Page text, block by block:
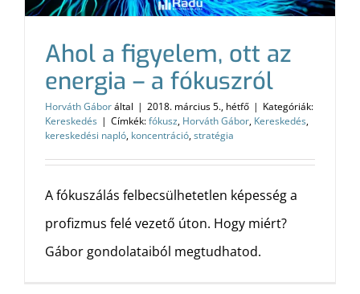
Ahol a figyelem, ott az
energia – a fókuszról
Horváth Gáboráltal | 2018. március 5., hétfő | Kategóriák:
Kereskedés | Címkék:fókusz, Horváth Gábor, Kereskedés,
kereskedési napló, koncentráció,stratégia
A fókuszálás felbecsülhetetlen képesség a
profizmus felé vezető úton. Hogy miért?
Gábor gondolataiból megtudhatod.